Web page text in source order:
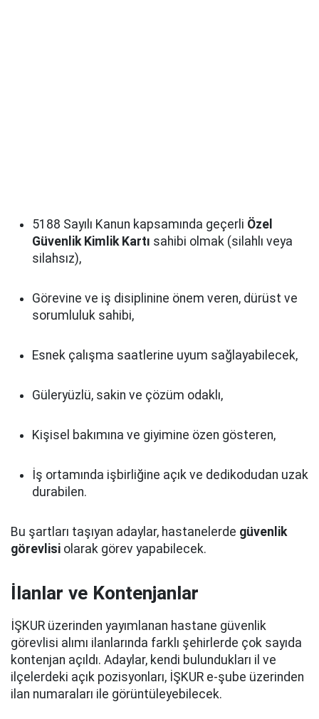
5188 Sayılı Kanun kapsamında geçerli Özel
Güvenlik Kimlik Kartı sahibi olmak (silahlı veya
silahsız),
Görevine ve iş disiplinine önem veren, dürüst ve
sorumluluk sahibi,
Esnek çalışma saatlerine uyum sağlayabilecek,
Güleryüzlü, sakin ve çözüm odaklı,
Kişisel bakımına ve giyimine özen gösteren,
İş ortamında işbirliğine açık ve dedikodudan uzak
durabilen.
Bu şartları taşıyan adaylar, hastanelerde güvenlik
görevlisi olarak görev yapabilecek.
İlanlar ve Kontenjanlar
İŞKUR üzerinden yayımlanan hastane güvenlik
görevlisi alımı ilanlarında farklı şehirlerde çok sayıda
kontenjan açıldı. Adaylar, kendi bulundukları il ve
ilçelerdeki açık pozisyonları, İŞKUR e-şube üzerinden
ilan numaraları ile görüntüleyebilecek.